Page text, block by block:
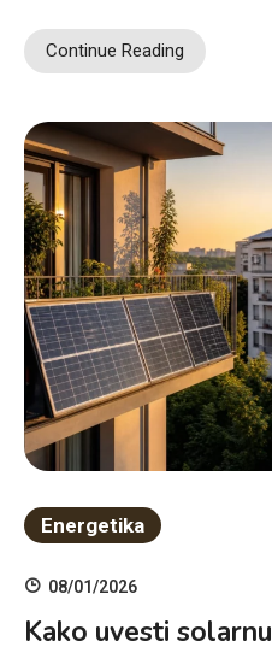
Continue Reading
Energetika
08/01/2026
Kako uvesti